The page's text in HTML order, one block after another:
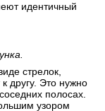
идентичный
стрелок,
другу. Это нужно
полосах.
узором